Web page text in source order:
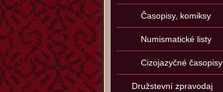
Časopisy‚ komiksy
Numismatické listy
Cizojazyčné časopisy
Družstevní zpravodaj